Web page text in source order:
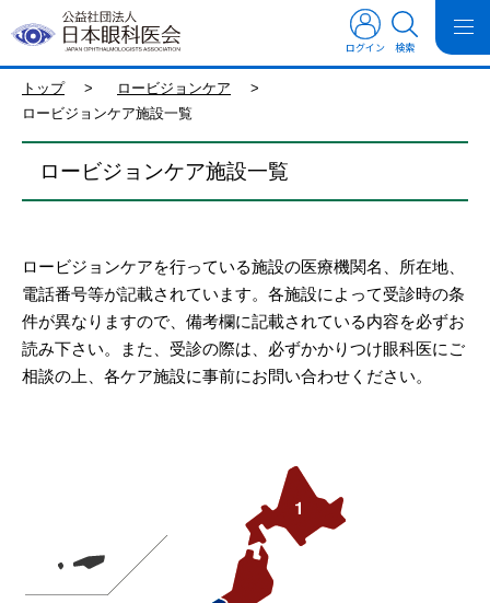
ログイン 検索
トップ > ロービジョンケア
>
ロービジョンケア施設一覧
ロービジョンケア施設一覧
ロービジョンケアを行っている施設の医療機関名、所在地、
電話番号等が記載されています。各施設によって受診時の条
件が異なりますので、備考欄に記載されている内容を必ずお
読み下さい。また、受診の際は、必ずかかりつけ眼科医にご
相談の上、各ケア施設に事前にお問い合わせください。